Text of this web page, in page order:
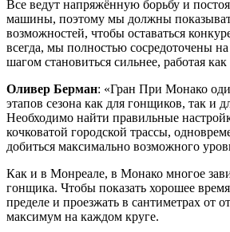
Все ведут напряжённую борьбу и
машины, поэтому мы должны
возможностей, чтобы оставаться
всегда, мы полностью сосредоточены
шагом становиться сильнее, работая
Оливер Берман: «Гран При Монако
этапов сезона как для гонщиков, так и
Необходимо найти правильные
кочковатой городской трассы,
добиться максимально возможного
Как и в Монреале, в Монако многое
гонщика. Чтобы показать хорошее
пределе и проезжать в сантиметрах от
максимум на каждом круге.